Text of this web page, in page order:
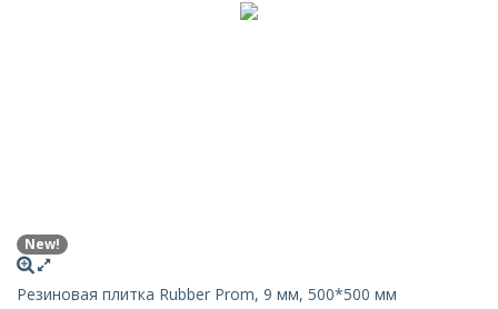
New!
Резиновая плитка Rubber Prom, 9 мм, 500*500 мм